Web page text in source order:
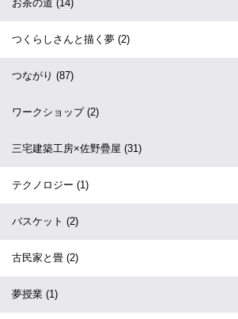
お茶の道 (14)
つくらしさんと描く夢 (2)
つながり (87)
ワークショップ (2)
三宅建築工房×佐野疊屋 (31)
テクノロジー (1)
バスケット (2)
古民家と畳 (2)
夢授業 (1)